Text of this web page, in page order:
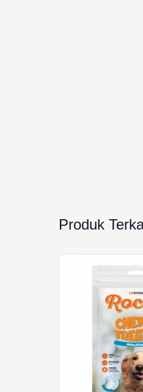
Produk